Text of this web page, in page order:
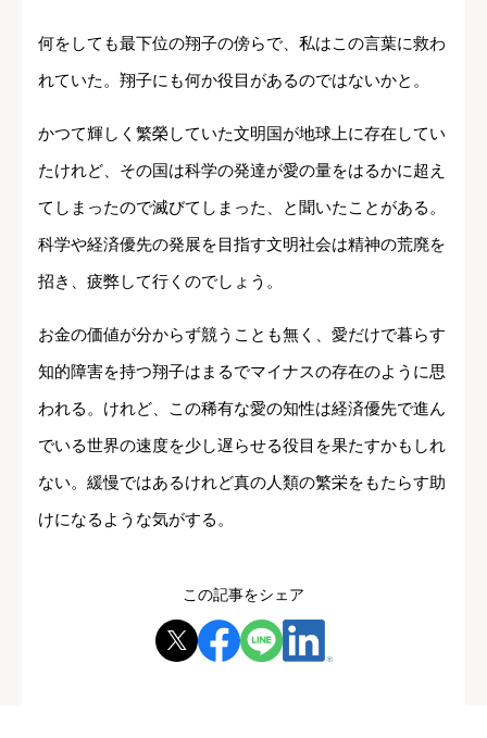
何をしても最下位の翔子の傍らで、私はこの言葉に救わ
れていた。翔子にも何か役目があるのではないかと。
かつて輝しく繁榮していた文明国が地球上に存在してい
たけれど、その国は科学の発達が愛の量をはるかに超え
てしまったので滅びてしまった、と聞いたことがある。
科学や経済優先の発展を目指す文明社会は精神の荒廃を
招き、疲弊して行くのでしょう。
お金の価値が分からず競うことも無く、愛だけで暮らす
知的障害を持つ翔子はまるでマイナスの存在のように思
われる。けれど、この稀有な愛の知性は経済優先で進ん
でいる世界の速度を少し遅らせる役目を果たすかもしれ
ない。緩慢ではあるけれど真の人類の繁栄をもたらす助
けになるような気がする。
この記事をシェア